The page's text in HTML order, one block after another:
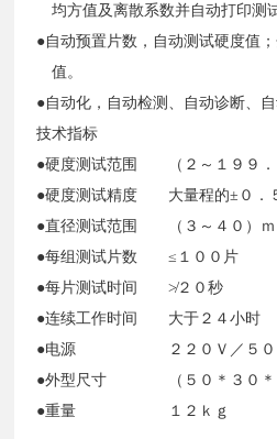
均方值及离散系数并自动打印测
●自动预置片数，自动测试硬度值
值。
●自动化，自动检测、自动诊断、
技术指标
●硬度测试范围 （２～１
●硬度测试精度 大量程的±０．
●直径测试范围 （３～４０）ｍ
●每组测试片数 ≤１００片
●每片测试时间 ≯２０秒
●连续工作时间 大于２４小时
●电源 ２２０Ｖ／５０Ｈ
●外型尺寸 （５０＊３０＊
●重量 １２ｋｇ